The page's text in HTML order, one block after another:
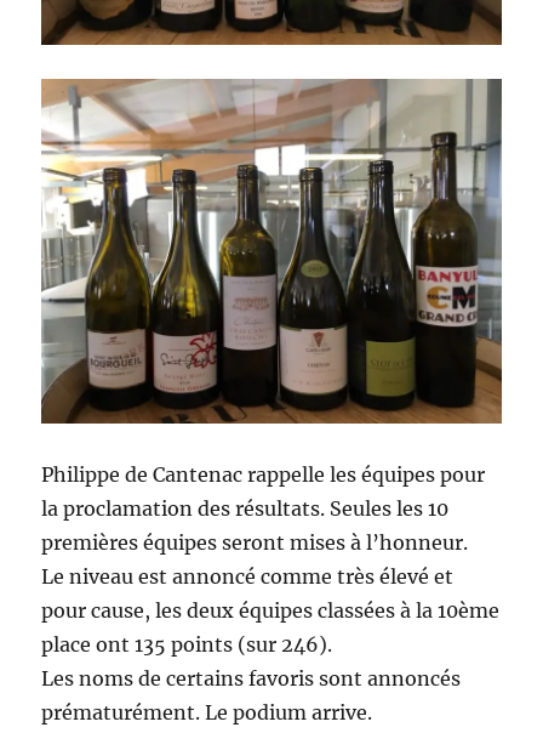
Philippe de Cantenac rappelle les équipes pour
la proclamation des résultats. Seules les 10
premières équipes seront mises à l’honneur.
Le niveau est annoncé comme très élevé et
pour cause, les deux équipes classées à la 10ème
place ont 135 points (sur 246).
Les noms de certains favoris sont annoncés
prématurément. Le podium arrive.